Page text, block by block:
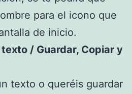
para el icono que
de inicio.
/ Guardar, Copiar y
texto o queréis guardar